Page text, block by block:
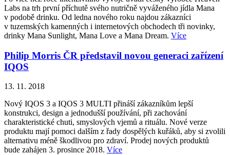
Labs na trh první příchutě svého nutričně vyváženého jídla Mana
v podobě drinku. Od ledna nového roku najdou zákazníci
v tuzemských kamenných i internetových obchodech tři novinky,
drinky Mana Sunlight, Mana Love a Mana Dream. Více
Philip Morris ČR představil novou generaci zařízení
IQOS
13. 11. 2018
Nový IQOS 3 a IQOS 3 MULTI přináší zákazníkům lepší
konstrukci, design a jednodušší používání, při zachování
charakteristické chuti, smyslových vjemů a rituálu. Nové verze
produktu mají pomoci dalším z řady dospělých kuřáků, aby si zvolili
alternativu méně škodlivou pro zdraví. Prodej nových produktů
bude zahájen 3. prosince 2018. Více